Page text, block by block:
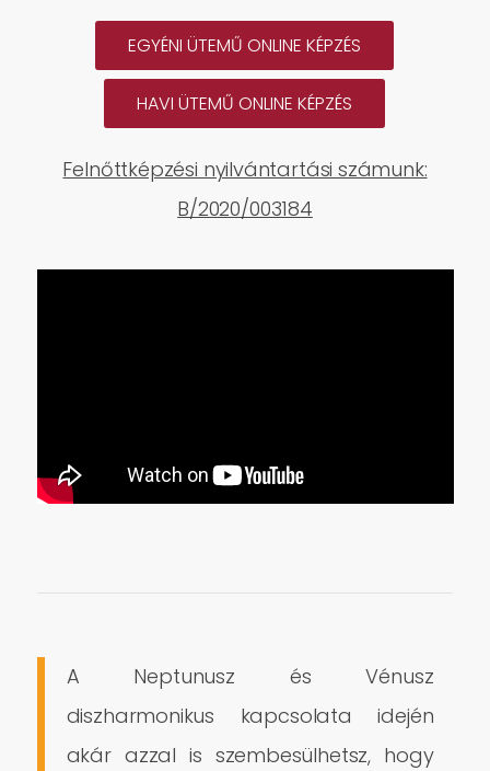
EGYÉNI ÜTEMŰ ONLINE KÉPZÉS
HAVI ÜTEMŰ ONLINE KÉPZÉS
Felnőttképzési nyilvántartási számunk:
B/2020/003184
A Neptunusz és Vénusz
diszharmonikus kapcsolata idején
akár azzal is szembesülhetsz, hogy